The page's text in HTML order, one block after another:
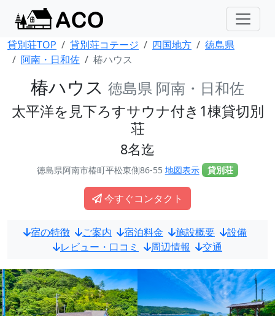
貸別荘TOP 貸別荘コテージ 四国地方
徳島県
阿南・日和佐
椿ハウス
椿ハウス 徳島県 阿南・日和佐
太平洋を見下ろすサウナ付き1棟貸切別
荘
8名迄
徳島県阿南市椿町平松東側86-55 地図表示 貸別荘
今すぐコンタクト
宿の特徴 ご案内 宿泊料金 施設概要
設備
レビュー・口コミ
周辺情報 交通